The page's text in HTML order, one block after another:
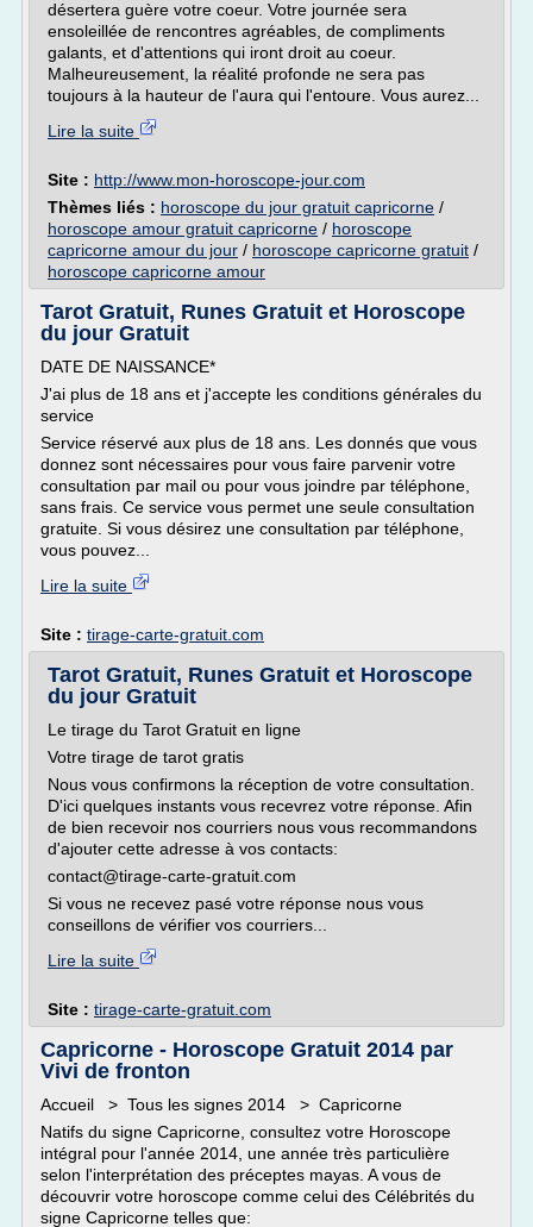
désertera guère votre coeur. Votre journée sera
ensoleillée de rencontres agréables, de compliments
galants, et d'attentions qui iront droit au coeur.
Malheureusement, la réalité profonde ne sera pas
toujours à la hauteur de l'aura qui l'entoure. Vous aurez...
Lire la suite
Site : http://www.mon-horoscope-jour.com
Thèmes liés : horoscope du jour gratuit capricorne /
horoscope amour gratuit capricorne / horoscope
capricorne amour du jour / horoscope capricorne gratuit /
horoscope capricorne amour
Tarot Gratuit, Runes Gratuit et Horoscope
du jour Gratuit
DATE DE NAISSANCE*
J'ai plus de 18 ans et j'accepte les conditions générales du
service
Service réservé aux plus de 18 ans. Les donnés que vous
donnez sont nécessaires pour vous faire parvenir votre
consultation par mail ou pour vous joindre par téléphone,
sans frais. Ce service vous permet une seule consultation
gratuite. Si vous désirez une consultation par téléphone,
vous pouvez...
Lire la suite
Site : tirage-carte-gratuit.com
Tarot Gratuit, Runes Gratuit et Horoscope
du jour Gratuit
Le tirage du Tarot Gratuit en ligne
Votre tirage de tarot gratis
Nous vous confirmons la réception de votre consultation.
D'ici quelques instants vous recevrez votre réponse. Afin
de bien recevoir nos courriers nous vous recommandons
d'ajouter cette adresse à vos contacts:
contact@tirage-carte-gratuit.com
Si vous ne recevez pasé votre réponse nous vous
conseillons de vérifier vos courriers...
Lire la suite
Site : tirage-carte-gratuit.com
Capricorne - Horoscope Gratuit 2014 par
Vivi de fronton
Accueil > Tous les signes 2014 > Capricorne
Natifs du signe Capricorne, consultez votre Horoscope
intégral pour l'année 2014, une année très particulière
selon l'interprétation des préceptes mayas. A vous de
découvrir votre horoscope comme celui des Célébrités du
signe Capricorne telles que: